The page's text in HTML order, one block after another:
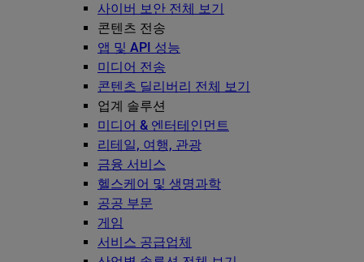
사이버 보안 전체 보기
콘텐츠 전송
앱 및 API 성능
미디어 전송
콘텐츠 딜리버리 전체 보기
업계 솔루션
미디어 & 엔터테인먼트
리테일, 여행, 관광
금융 서비스
헬스케어 및 생명과학
공공 부문
게임
서비스 공급업체